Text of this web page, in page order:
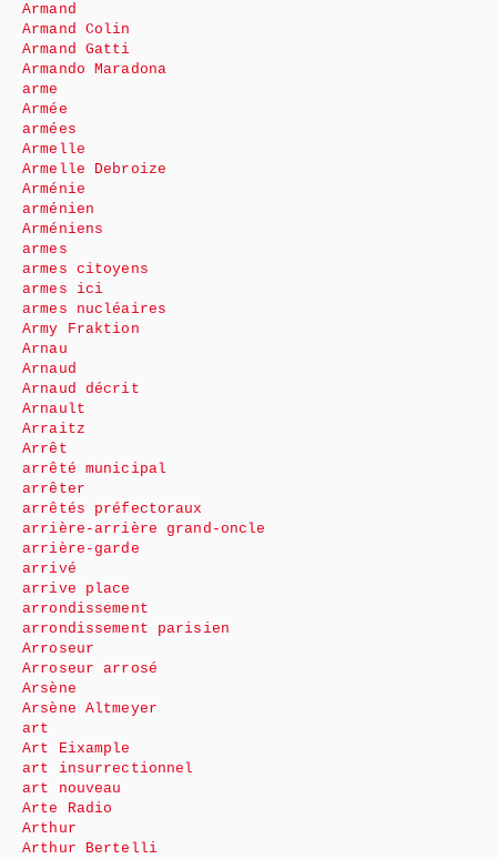
Armand
Armand Colin
Armand Gatti
Armando Maradona
arme
Armée
armées
Armelle
Armelle Debroize
Arménie
arménien
Arméniens
armes
armes citoyens
armes ici
armes nucléaires
Army Fraktion
Arnau
Arnaud
Arnaud décrit
Arnault
Arraitz
Arrêt
arrêté municipal
arrêter
arrêtés préfectoraux
arrière-arrière grand-oncle
arrière-garde
arrivé
arrive place
arrondissement
arrondissement parisien
Arroseur
Arroseur arrosé
Arsène
Arsène Altmeyer
art
Art Eixample
art insurrectionnel
art nouveau
Arte Radio
Arthur
Arthur Bertelli